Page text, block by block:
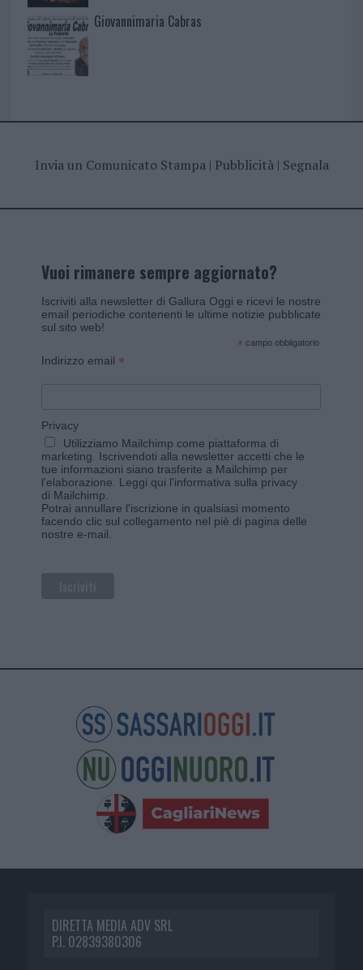
Giovannimaria Cabras
Invia un Comunicato Stampa| Pubblicità| Segnala
Vuoi rimanere sempre aggiornato?
Iscriviti alla newsletter di Gallura Oggi e ricevi le nostre
email periodiche contenenti le ultime notizie pubblicate
sul sito web!
* campo obbligatorio
Indirizzo email *
Privacy
Utilizziamo Mailchimp come piattaforma di
marketing. Iscrivendoti alla newsletter accetti che le
tue informazioni siano trasferite a Mailchimp per
l'elaborazione. Leggi qui l'informativa sulla privacy
di Mailchimp
Potrai annullare l'iscrizione in qualsiasi momento
facendo clic sul collegamento nel piè di pagina delle
nostre e-mail.
DIRETTA MEDIA ADV SRL
P.I. 02839380306